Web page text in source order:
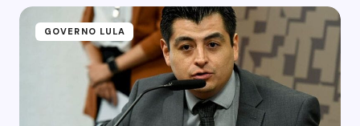
GOVERNO LULA